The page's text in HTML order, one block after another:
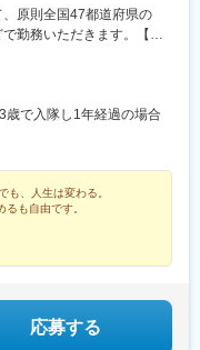
原則全国47都道府県の
勤務いただきます。【主
、帯広、函館）青森県
福島県（郡山、福島）茨
）東京都（市ヶ谷、朝
山）兵庫県（伊丹、姫
府）香川県（善通寺）福
達原）長崎県（佐世保、
別府、湯布院）宮崎県
沖縄県（那覇、宮古島、
で入隊し1年経過の場合
も、人生は変わる。
も自由です。
応募する